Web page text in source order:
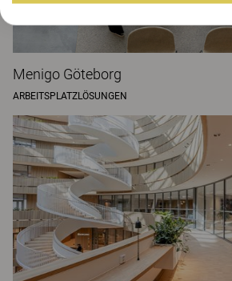
Menigo Göteborg
ARBEITSPLATZLÖSUNGEN